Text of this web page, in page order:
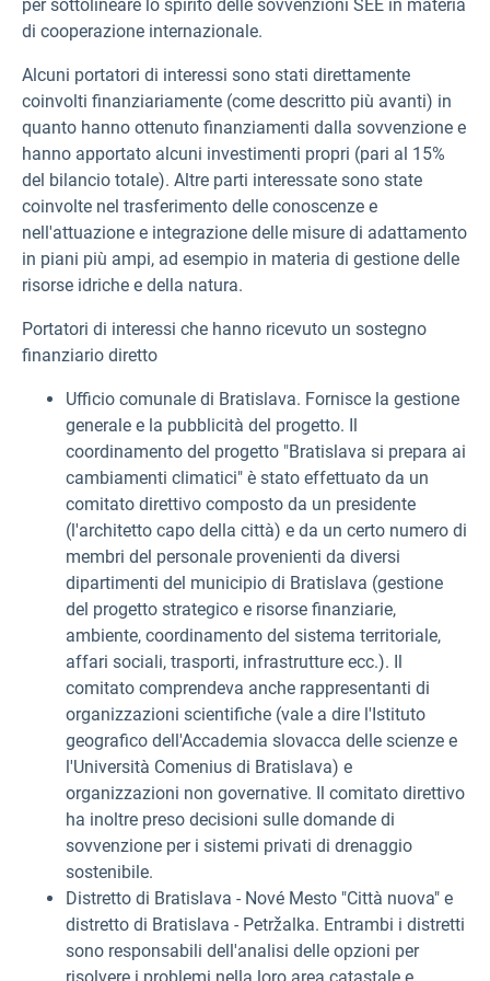
per sottolineare lo spirito delle sovvenzioni SEE in materia
di cooperazione internazionale.
Alcuni portatori di interessi sono stati direttamente
coinvolti finanziariamente (come descritto più avanti) in
quanto hanno ottenuto finanziamenti dalla sovvenzione e
hanno apportato alcuni investimenti propri (pari al 15%
del bilancio totale). Altre parti interessate sono state
coinvolte nel trasferimento delle conoscenze e
nell'attuazione e integrazione delle misure di adattamento
in piani più ampi, ad esempio in materia di gestione delle
risorse idriche e della natura.
Portatori di interessi che hanno ricevuto un sostegno
finanziario diretto
Ufficio comunale di Bratislava. Fornisce la gestione
generale e la pubblicità del progetto. Il
coordinamento del progetto "Bratislava si prepara ai
cambiamenti climatici" è stato effettuato da un
comitato direttivo composto da un presidente
(l'architetto capo della città) e da un certo numero di
membri del personale provenienti da diversi
dipartimenti del municipio di Bratislava (gestione
del progetto strategico e risorse finanziarie,
ambiente, coordinamento del sistema territoriale,
affari sociali, trasporti, infrastrutture ecc.). Il
comitato comprendeva anche rappresentanti di
organizzazioni scientifiche (vale a dire l'Istituto
geografico dell'Accademia slovacca delle scienze e
l'Università Comenius di Bratislava) e
organizzazioni non governative. Il comitato direttivo
ha inoltre preso decisioni sulle domande di
sovvenzione per i sistemi privati di drenaggio
sostenibile.
Distretto di Bratislava - Nové Mesto "Città nuova" e
distretto di Bratislava - Petržalka. Entrambi i distretti
sono responsabili dell'analisi delle opzioni per